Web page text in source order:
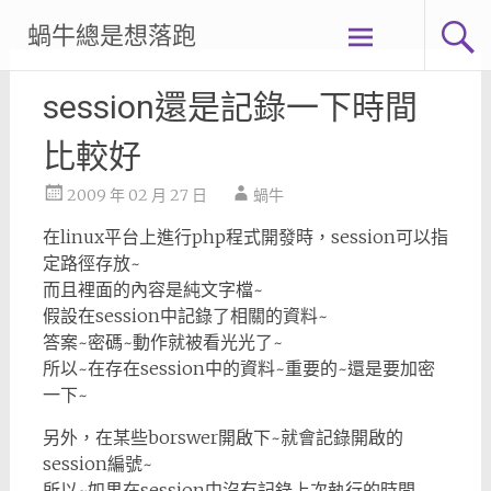
content
蝸牛總是想落跑
session還是記錄一下時間
比較好
2009 年 02 月 27 日 蝸牛
在linux平台上進行php程式開發時，session可以指
定路徑存放~
而且裡面的內容是純文字檔~
假設在session中記錄了相關的資料~
答案~密碼~動作就被看光光了~
所以~在存在session中的資料~重要的~還是要加密
一下~
另外，在某些borswer開啟下~就會記錄開啟的
session編號~